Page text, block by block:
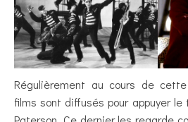
Régulièrement au cours de
films sont diffusés pour appuyer